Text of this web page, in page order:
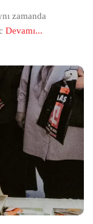
zamanda
Devamı...